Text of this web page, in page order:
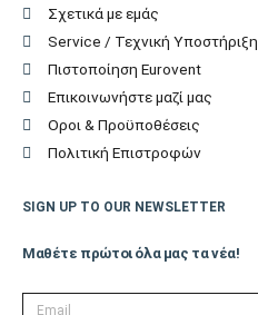
Σχετικά με εμάς
Service / Τεχνική Υποστήριξη
Πιστοποίηση Eurovent
Επικοινωνήστε μαζί μας
Οροι & Προϋποθέσεις
Πολιτική Επιστροφών
SIGN UP TO OUR NEWSLETTER
Μαθέτε πρώτοι όλα μας τα νέα!